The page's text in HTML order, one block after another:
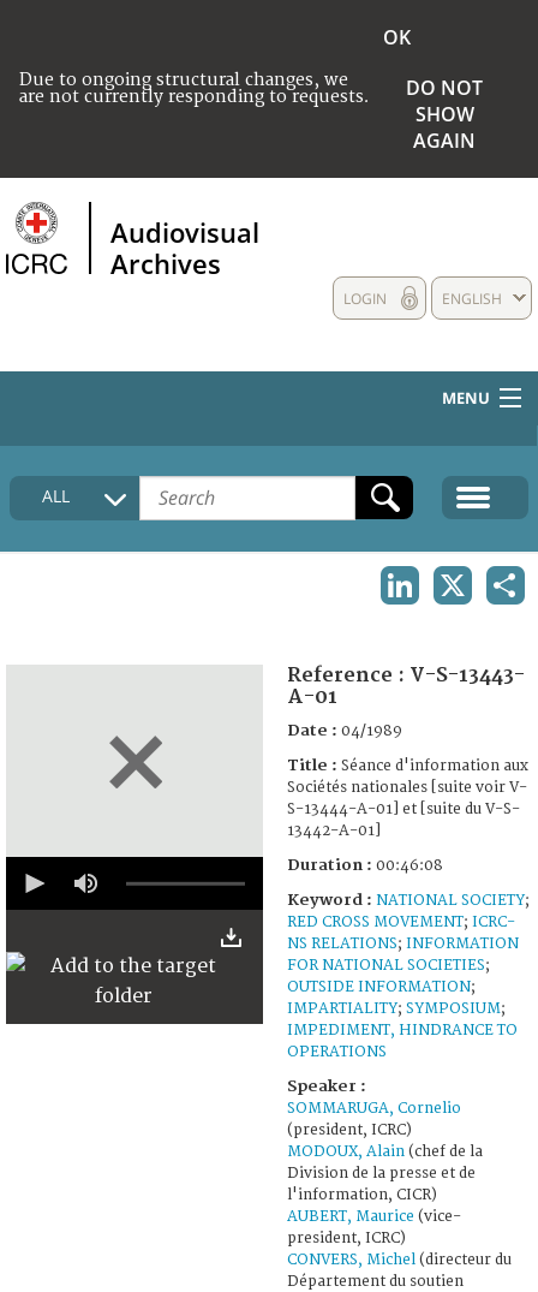
Due to ongoing structural changes, we
are not currently responding to requests.
OK
DO NOT
SHOW
AGAIN
Audiovisual
Archives
ENGLISH
LOGIN
MENU
HOME
COLLECTIONS DESCRIPTION
ALL
seconds
8
Reference : V-S-13443-
A-01
Date : 04/1989
Title : Séance d'information aux
Sociétés nationales [suite voir V-
S-13444-A-01] et [suite du V-S-
13442-A-01]
Duration : 00:46:08
Keyword : NATIONAL SOCIETY;
RED CROSS MOVEMENT; ICRC-
NS RELATIONS; INFORMATION
FOR NATIONAL SOCIETIES;
OUTSIDE INFORMATION;
IMPARTIALITY; SYMPOSIUM;
IMPEDIMENT, HINDRANCE TO
OPERATIONS
Speaker :
SOMMARUGA, Cornelio
(president, ICRC)
MODOUX, Alain (chef de la
Division de la presse et de
l'information, CICR)
AUBERT, Maurice (vice-
president, ICRC)
CONVERS, Michel (directeur du
Département du soutien